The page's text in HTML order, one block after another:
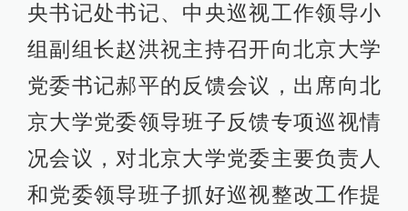
央书记处书记、中央巡视工作领导小
组副组长赵洪祝主持召开向北京大学
党委书记郝平的反馈会议，出席向北
京大学党委领导班子反馈专项巡视情
况会议，对北京大学党委主要负责人
和党委领导班子抓好巡视整改工作提